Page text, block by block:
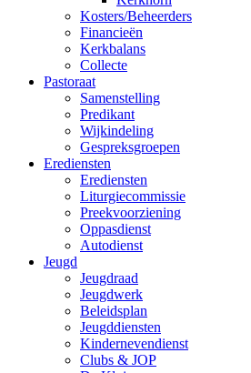
Kosters/Beheerders
Financieën
Kerkbalans
Collecte
Pastoraat
Samenstelling
Predikant
Wijkindeling
Gespreksgroepen
Erediensten
Erediensten
Liturgiecommissie
Preekvoorziening
Oppasdienst
Autodienst
Jeugd
Jeugdraad
Jeugdwerk
Beleidsplan
Jeugddiensten
Kindernevendienst
Clubs & JOP